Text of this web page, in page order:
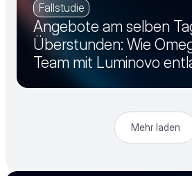
Fallstudie
Angebote am selben
Überstunden: Wie
Team mit Luminovo
Mehr laden